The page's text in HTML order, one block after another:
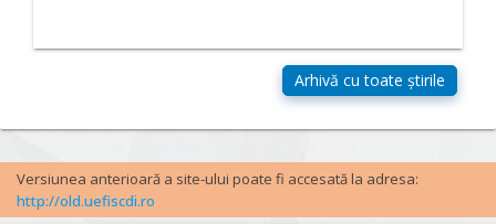
Versiunea anterioară a site-ului poate fi accesată la adresa:
http://old.uefiscdi.ro